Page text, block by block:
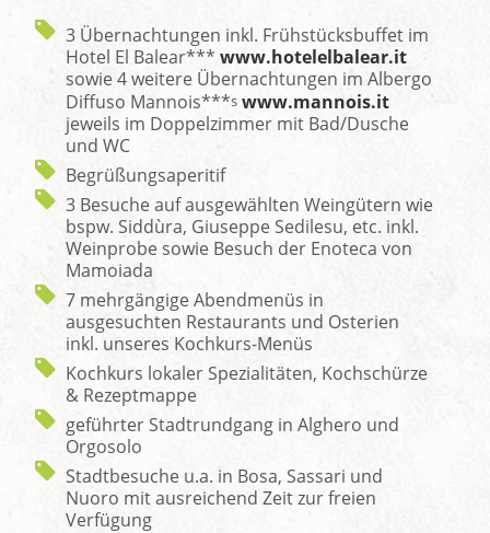
3 Übernachtungen inkl. Frühstücksbuffet im
Hotel El Balear*** www.hotelelbalear.it
sowie 4 weitere Übernachtungen im Albergo
Diffuso Mannois***s www.mannois.it
jeweils im Doppelzimmer mit Bad/Dusche
und WC
Begrüßungsaperitif
3 Besuche auf ausgewählten Weingütern wie
bspw. Siddùra, Giuseppe Sedilesu, etc. inkl.
Weinprobe sowie Besuch der Enoteca von
Mamoiada
7 mehrgängige Abendmenüs in
ausgesuchten Restaurants und Osterien
inkl. unseres Kochkurs-Menüs
Kochkurs lokaler Spezialitäten, Kochschürze
& Rezeptmappe
geführter Stadtrundgang in Alghero und
Orgosolo
Stadtbesuche u.a. in Bosa, Sassari und
Nuoro mit ausreichend Zeit zur freien
Verfügung